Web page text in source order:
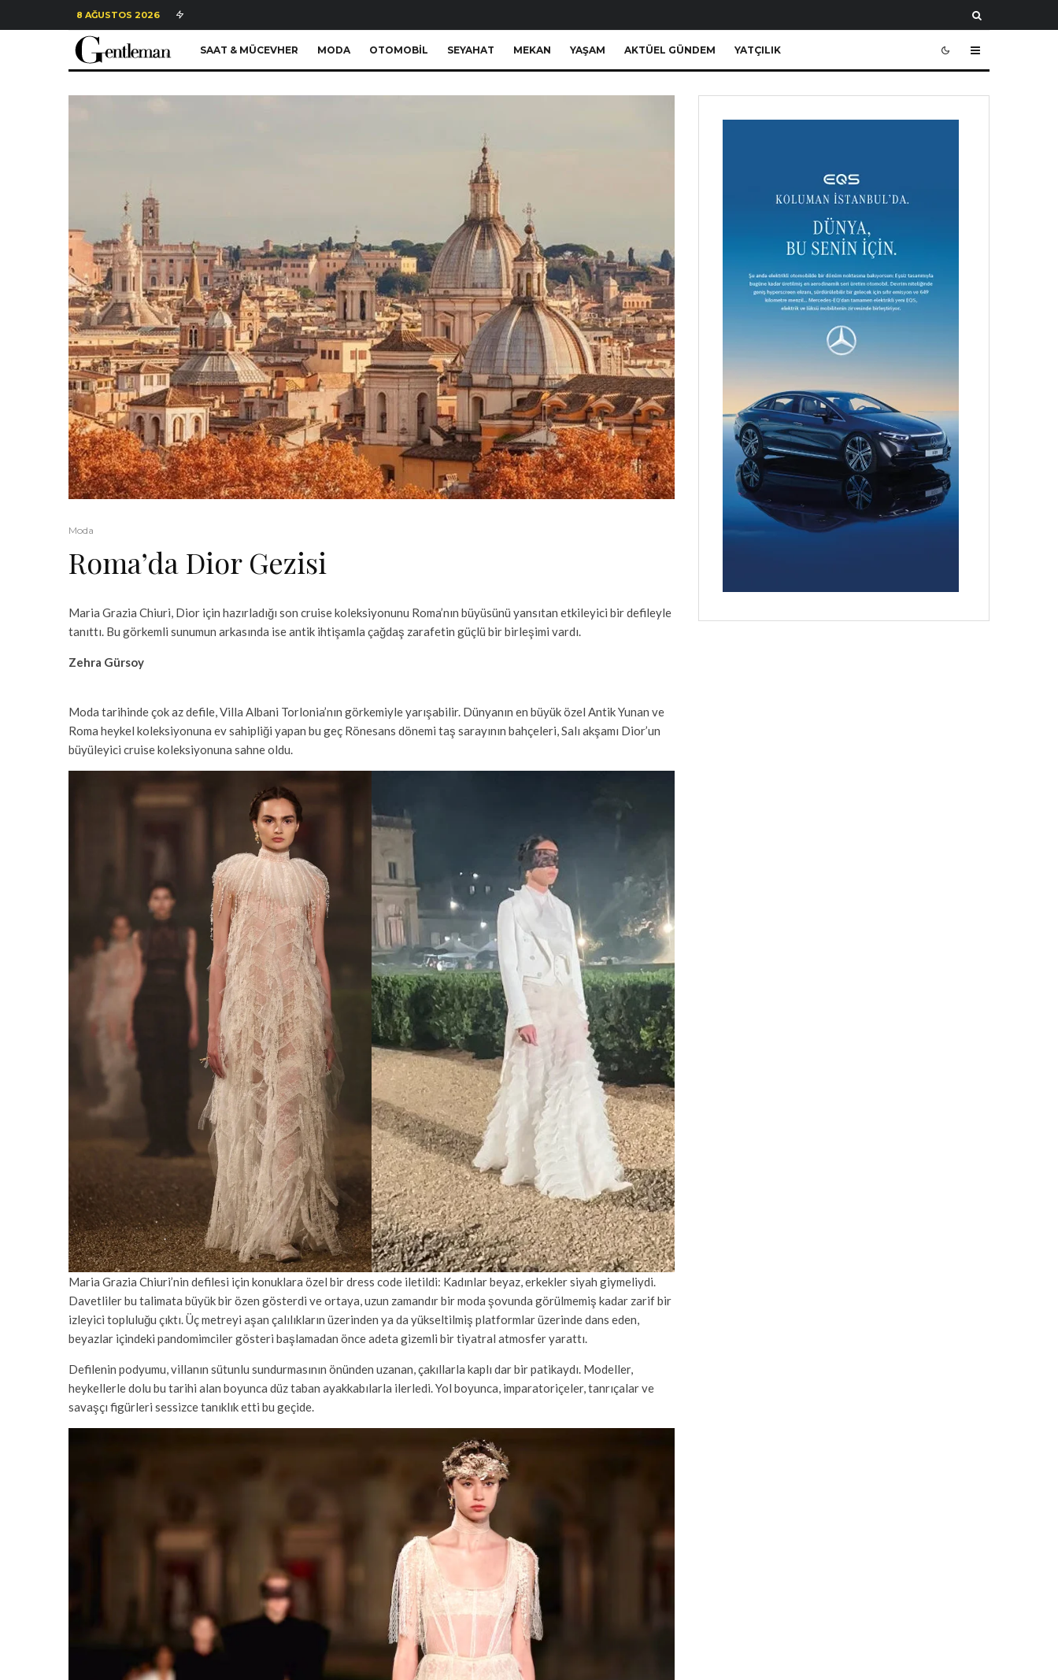
8 AĞUSTOS 2026
SAAT & MÜCEVHER MODA OTOMOBIL SEYAHAT MEKAN YAŞAM AKTÜEL GÜNDEM YATÇILIK
Moda
Roma’da Dior Gezisi
Maria Grazia Chiuri, Dior için hazırladığı son cruise koleksiyonunu Roma’nın büyüsünü yansıtan etkileyici bir defileyle
tanıttı. Bu görkemli sunumun arkasında ise antik ihtişamla çağdaş zarafetin güçlü bir birleşimi vardı.
Zehra Gürsoy
Moda tarihinde çok az defile, Villa Albani Torlonia’nın görkemiyle yarışabilir. Dünyanın en büyük özel Antik Yunan ve
Roma heykel koleksiyonuna ev sahipliği yapan bu geç Rönesans dönemi taş sarayının bahçeleri, Salı akşamı Dior’un
büyüleyici cruise koleksiyonuna sahne oldu.
Maria Grazia Chiuri’nin defilesi için konuklara özel bir dress code iletildi: Kadınlar beyaz, erkekler siyah giymeliydi.
Davetliler bu talimata büyük bir özen gösterdi ve ortaya, uzun zamandır bir moda şovunda görülmemiş kadar zarif bir
izleyici topluluğu çıktı. Üç metreyi aşan çalılıkların üzerinden ya da yükseltilmiş platformlar üzerinde dans eden,
beyazlar içindeki pandomimciler gösteri başlamadan önce adeta gizemli bir tiyatral atmosfer yarattı.
Defilenin podyumu, villanın sütunlu sundurmasının önünden uzanan, çakıllarla kaplı dar bir patikaydı. Modeller,
heykellerle dolu bu tarihi alan boyunca düz taban ayakkabılarla ilerledi. Yol boyunca, imparatoriçeler, tanrıçalar ve
savaşçı figürleri sessizce tanıklık etti bu geçide.